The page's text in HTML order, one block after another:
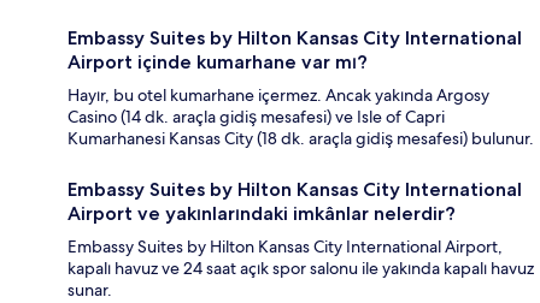
Embassy Suites by Hilton Kansas City International
Airport içinde kumarhane var mı?
Hayır, bu otel kumarhane içermez. Ancak yakında Argosy
Casino (14 dk. araçla gidiş mesafesi) ve Isle of Capri
Kumarhanesi Kansas City (18 dk. araçla gidiş mesafesi) bulunur.
Embassy Suites by Hilton Kansas City International
Airport ve yakınlarındaki imkânlar nelerdir?
Embassy Suites by Hilton Kansas City International Airport,
kapalı havuz ve 24 saat açık spor salonu ile yakında kapalı havuz
sunar.